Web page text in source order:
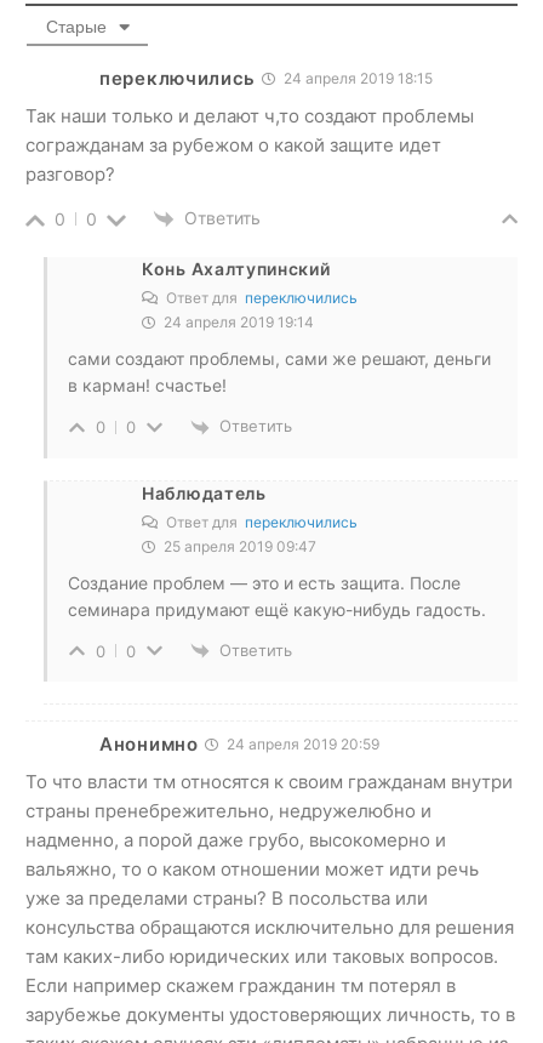
Старые
переключились 24 апреля 2019 18:15
Так наши только и делают ч,то создают проблемы
согражданам за рубежом о какой защите идет
разговор?
0 0 Ответить
Конь Ахалтупинский
Ответ для переключились
24 апреля 2019 19:14
сами создают проблемы, сами же решают, деньги
в карман! счастье!
0 0 Ответить
Наблюдатель
Ответ для переключились
25 апреля 2019 09:47
Создание проблем — это и есть защита. После
семинара придумают ещё какую-нибудь гадость.
0 0 Ответить
Анонимно 24 апреля 2019 20:59
То что власти тм относятся к своим гражданам внутри
страны пренебрежительно, недружелюбно и
надменно, а порой даже грубо, высокомерно и
вальяжно, то о каком отношении может идти речь
уже за пределами страны? В посольства или
консульства обращаются исключительно для решения
там каких-либо юридических или таковых вопросов.
Если например скажем гражданин тм потерял в
зарубежье документы удостоверяющих личность, то в